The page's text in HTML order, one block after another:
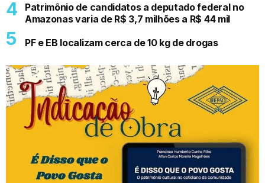
Patrimônio de candidatos a deputado federal no
Amazonas varia de R$ 3,7 milhões a R$ 44 mil
PF e EB localizam cerca de 10 kg de drogas